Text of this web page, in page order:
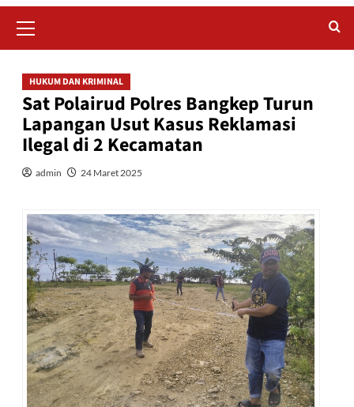
Menu
HUKUM DAN KRIMINAL
Sat Polairud Polres Bangkep Turun
Lapangan Usut Kasus Reklamasi
Ilegal di 2 Kecamatan
admin 24 Maret 2025